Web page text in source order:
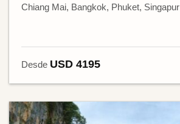
Chiang Mai, Bangkok, Phuket, Singapur
Desde USD 4195